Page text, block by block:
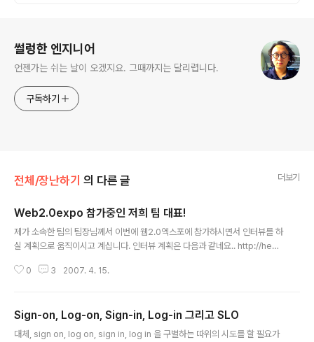
썰렁한 엔지니어
언젠가는 쉬는 날이 오겠지요. 그때까지는 달리렵니다.
구독하기
전체/장난하기 의 다른 글 더보기
Web2.0expo 참가중인 저희 팀 대표!
제가 소속한 팀의 팀장님께서 이번에 웹2.0엑스포에 참가하시면서 인터뷰를 하
실 계획으로 움직이시고 계십니다. 인터뷰 계획은 다음과 같네요.. http://hedg
수연구소 창립자) 2. 4월 15일 (일) 15:00 Eric Chan (Carnegie Mellon U
(월) 16:30 Eric Olson (Publisher services @ FeedBurner) 5. 4월 18
일 (수) 16:00 Mie Yaginu..
0 3 2007. 4. 15.
Sign-on, Log-on, Sign-in, Log-in 그리고 SLO
대체, sign on, log on, sign in, log in 을 구별하는 따위의 시도를 할 필요가